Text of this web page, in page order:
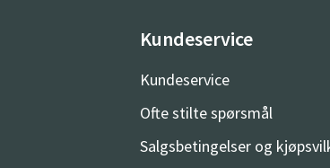
Kundeservice
Kundeservice
Ofte stilte spørsmål
Salgsbetingelser og